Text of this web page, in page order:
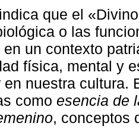
que el
o las
un contexto
física, mental y
en nuestra cultura.
como esencia de
, conceptos